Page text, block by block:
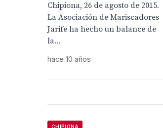
Chipiona, 26 de agosto de 2015.
La Asociación de Mariscadores
Jarife ha hecho un balance de
la...
hace 10 años
CHIPIONA